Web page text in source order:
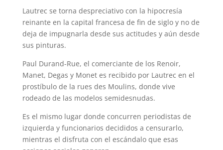
Lautrec se torna despreciativo con la hipocresía
reinante en la capital francesa de fin de siglo y no de
deja de impugnarla desde sus actitudes y aún desde
sus pinturas.
Paul Durand-Rue, el comerciante de los Renoir,
Manet, Degas y Monet es recibido por Lautrec en el
prostíbulo de la rues des Moulins, donde vive
rodeado de las modelos semidesnudas.
Es el mismo lugar donde concurren periodistas de
izquierda y funcionarios decididos a censurarlo,
mientras el disfruta con el escándalo que esas